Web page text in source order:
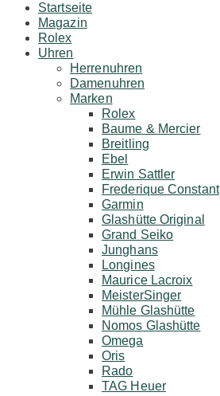
Startseite
Magazin
Rolex
Uhren
Herrenuhren
Damenuhren
Marken
Rolex
Baume & Mercier
Breitling
Ebel
Erwin Sattler
Frederique Constant
Garmin
Glashütte Original
Grand Seiko
Junghans
Longines
Maurice Lacroix
MeisterSinger
Mühle Glashütte
Nomos Glashütte
Omega
Oris
Rado
TAG Heuer